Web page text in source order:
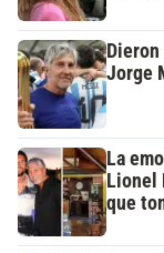
Jorge
La
Lionel
que